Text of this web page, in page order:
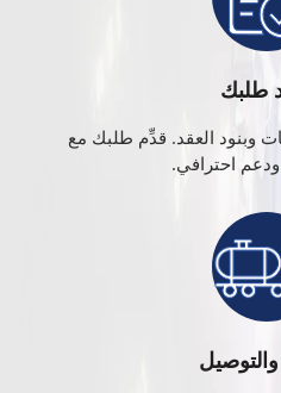
طلبك
وبنود العقد. قدِّم طلبك مع
احترافي.
والتوصيل